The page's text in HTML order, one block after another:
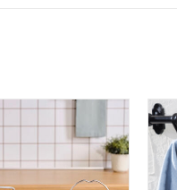
PROMO !